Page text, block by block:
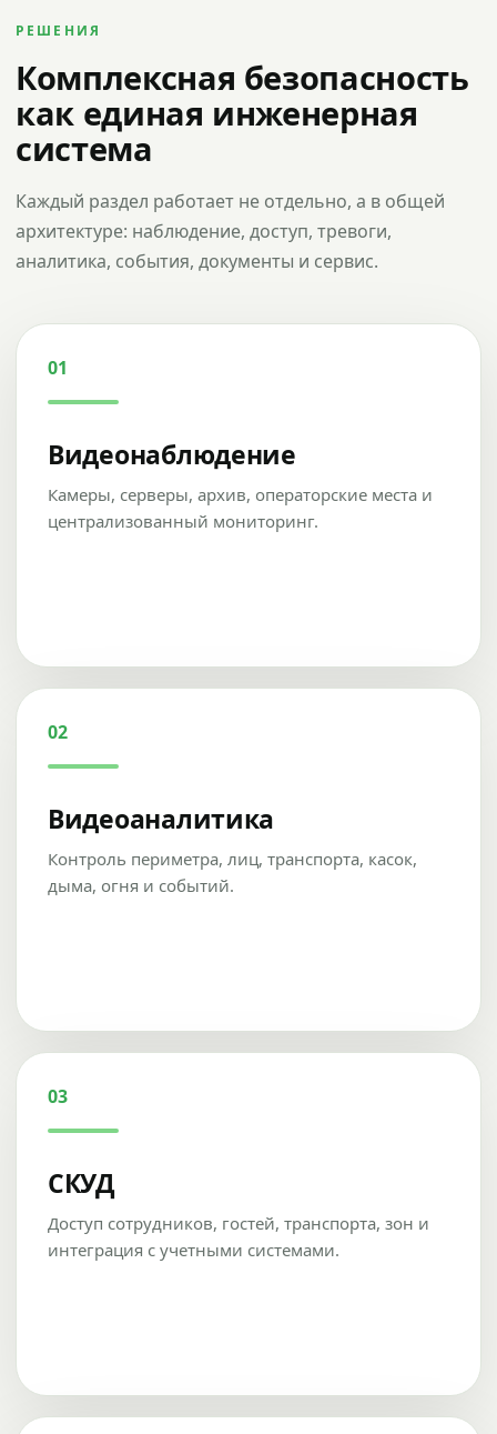
РЕШЕНИЯ
Комплексная безопасность
как единая инженерная
система
Каждый раздел работает не отдельно, а в общей
архитектуре: наблюдение, доступ, тревоги,
аналитика, события, документы и сервис.
01
Видеонаблюдение
Камеры, серверы, архив, операторские места и
централизованный мониторинг.
02
Видеоаналитика
Контроль периметра, лиц, транспорта, касок,
дыма, огня и событий.
03
СКУД
Доступ сотрудников, гостей, транспорта, зон и
интеграция с учетными системами.